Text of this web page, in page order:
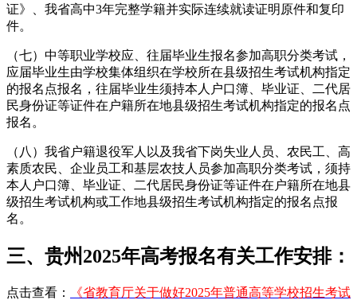
证》、我省高中3年完整学籍并实际连续就读证明原件和复印
件。
（七）中等职业学校应、往届毕业生报名参加高职分类考试，
应届毕业生由学校集体组织在学校所在县级招生考试机构指定
的报名点报名，往届毕业生须持本人户口簿、毕业证、二代居
民身份证等证件在户籍所在地县级招生考试机构指定的报名点
报名。
（八）我省户籍退役军人以及我省下岗失业人员、农民工、高
素质农民、企业员工和基层农技人员参加高职分类考试，须持
本人户口簿、毕业证、二代居民身份证等证件在户籍所在地县
级招生考试机构或工作地县级招生考试机构指定的报名点报
名。
三、贵州2025年高考报名有关工作安排：
点击查看：
《省教育厅关于做好2025年普通高等学校招生考试